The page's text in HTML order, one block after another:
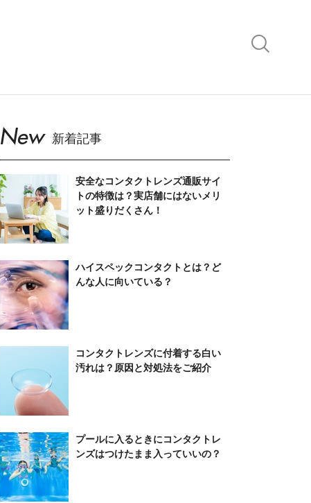
New 新着記事
安全なコンタクトレンズ通販サイ
トの特徴は？実店舗にはないメリ
ット盛りだくさん！
ハイスペックコンタクトとは？ど
んな人に向いている？
コンタクトレンズに付着する白い
汚れは？原因と対処法をご紹介
プールに入るときにコンタクトレ
ンズはつけたまま入っていいの？